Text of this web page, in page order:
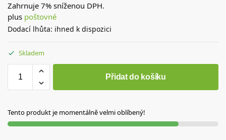
Zahrnuje 7% sníženou DPH.
plus poštovné
Dodací lhůta: ihned k dispozici
Skladem
Přidat do košíku
Tento produkt je momentálně velmi oblíbený!